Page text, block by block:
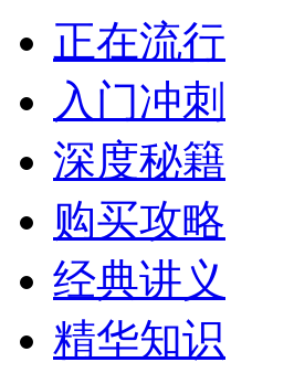
正在流行
入门冲刺
深度秘籍
购买攻略
经典讲义
精华知识